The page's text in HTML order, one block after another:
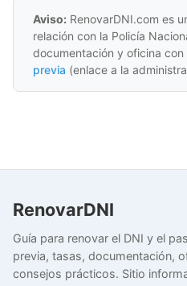
Aviso: RenovarDNI.com es
relación con la Policía
documentación y oficina con
previa (enlace a la
RenovarDNI
Guía para renovar el DNI y el
previa, tasas, documentación,
consejos prácticos. Sitio